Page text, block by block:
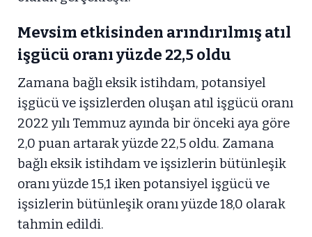
Mevsim etkisinden arındırılmış atıl
işgücü oranı yüzde 22,5 oldu
Zamana bağlı eksik istihdam, potansiyel
işgücü ve işsizlerden oluşan atıl işgücü oranı
2022 yılı Temmuz ayında bir önceki aya göre
2,0 puan artarak yüzde 22,5 oldu. Zamana
bağlı eksik istihdam ve işsizlerin bütünleşik
oranı yüzde 15,1 iken potansiyel işgücü ve
işsizlerin bütünleşik oranı yüzde 18,0 olarak
tahmin edildi.